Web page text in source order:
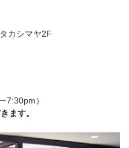
カシマヤ2F
7:30pm）
ます。